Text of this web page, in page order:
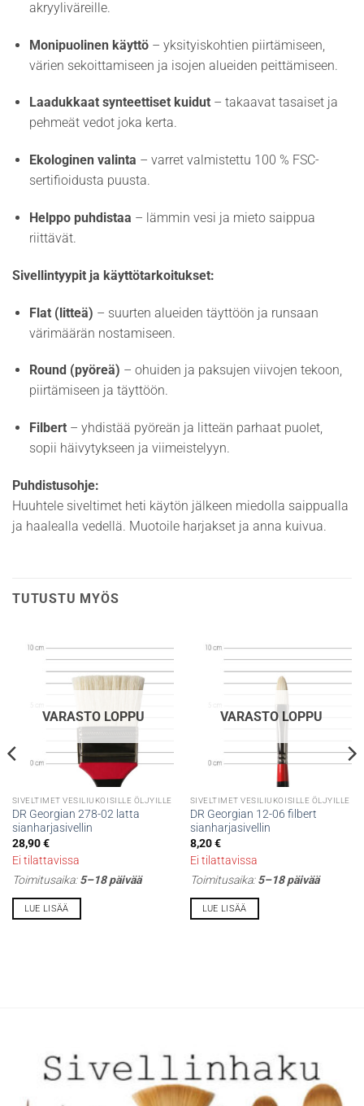
akryyliväreille.
Monipuolinen käyttö– yksityiskohtien piirtämiseen,
värien sekoittamiseen ja isojen alueiden peittämiseen.
Laadukkaat synteettiset kuidut– takaavat tasaiset ja
pehmeät vedot joka kerta.
Ekologinen valinta – varret valmistettu 100 % FSC-
sertifioidusta puusta.
Helppo puhdistaa – lämmin vesi ja mieto saippua
riittävät.
Sivellintyypit ja käyttötarkoitukset:
Flat (litteä) – suurten alueiden täyttöön ja runsaan
värimäärän nostamiseen.
Round (pyöreä) – ohuiden ja paksujen viivojen tekoon,
piirtämiseen ja täyttöön.
Filbert– yhdistää pyöreän ja litteän parhaat puolet,
sopii häivytykseen ja viimeistelyyn.
Puhdistusohje:
Huuhtele siveltimet heti käytön jälkeen miedolla saippualla
ja haalealla vedellä. Muotoile harjakset ja anna kuivua.
TUTUSTU MYÖS
VARASTO LOPPU
SIVELTIMET VESILIUKOISILLE ÖLJYILLE
DR Georgian 278-02 latta
sianharjasivellin
28,90€
Ei tilattavissa
Toimitusaika:5–18 päivää
LUE LISÄÄ
VARASTO LOPPU
SIVELTIMET VESILIUKOISILLE ÖLJYILLE
DR Georgian 12-06 filbert
sianharjasivellin
8,20€
Ei tilattavissa
Toimitusaika:5–18 päivää
LUE LISÄÄ